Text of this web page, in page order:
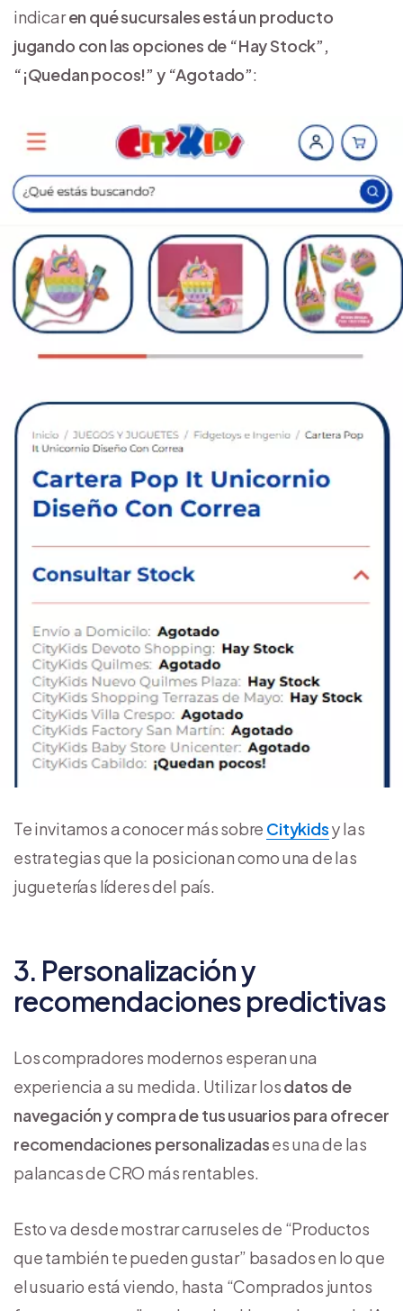
indicaren qué sucursales está un producto
jugando con las opciones de “Hay Stock”,
“¡Quedan pocos!” y “Agotado”:
Te invitamos a conocer más sobre Citykidsy las
estrategias que la posicionan como una de las
jugueterías líderes del país.
3. Personalización y
recomendaciones predictivas
Los compradores modernos esperan una
experiencia a su medida. Utilizar losdatos de
navegación y compra de tus usuarios para ofrecer
recomendaciones personalizadases una de las
palancas de CRO más rentables.
Esto va desde mostrar carruseles de “Productos
que también te pueden gustar” basados en lo que
el usuario está viendo, hasta “Comprados juntos